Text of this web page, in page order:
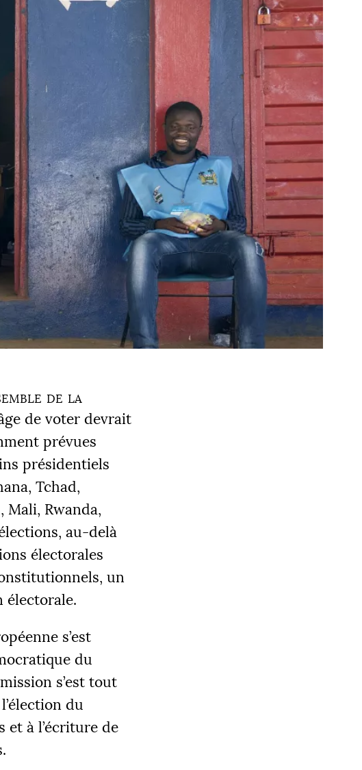
de la
de voter devrait
prévues
présidentiels
Tchad,
Mali, Rwanda,
au-delà
électorales
un
électorale.
s’est
du
s’est tout
du
et à l’écriture de
OBJECTIF
20 000 €